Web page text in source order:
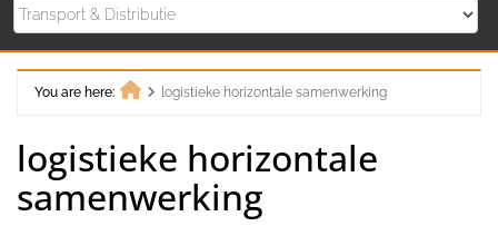
You are here:
logistieke horizontale samenwerking
logistieke horizontale
samenwerking